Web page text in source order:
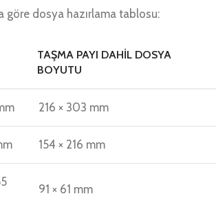
dosya hazırlama tablosu:
TAŞMA PAYI DAHIL DOSYA
BOYUTU
216 × 303 mm
154 × 216 mm
91 × 61 mm